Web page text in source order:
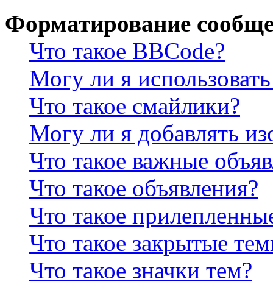
Форматирование
Что такое BBCode?
Могу ли я
Что такое смайлики?
Могу ли я добавлять
Что такое важные
Что такое объявления?
Что такое
Что такое закрытые
Что такое значки тем?